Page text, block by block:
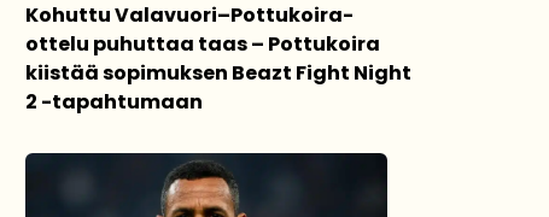
Kohuttu Valavuori–Pottukoira-
ottelu puhuttaa taas – Pottukoira
kiistää sopimuksen Beazt Fight Night
2 -tapahtumaan